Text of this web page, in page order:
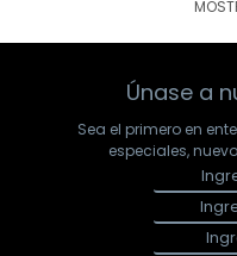
Únase a
Sea el primero en
especiales,